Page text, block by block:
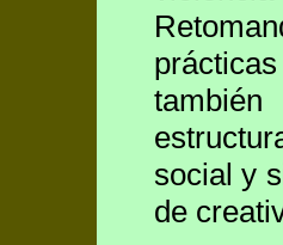
social y
de